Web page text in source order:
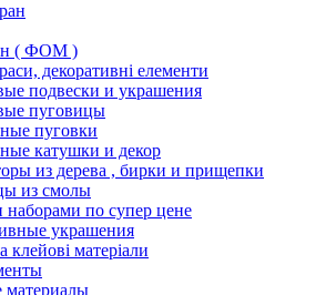
( ФОМ )
декоративні елементи
подвески и украшения
пуговицы
пуговки
катушки и декор
из дерева , бирки и прищепки
из смолы
наборами по супер цене
украшения
клейові матеріали
материалы